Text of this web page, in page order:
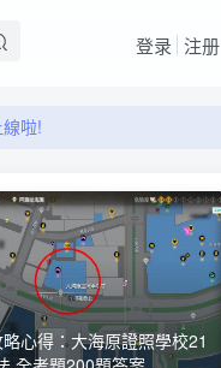
登录 注册
啦!
啦!
心得：大海原證照學校21